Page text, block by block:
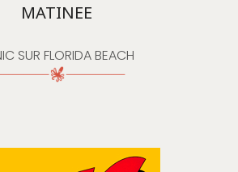
MATINEE
SUR FLORIDA BEACH